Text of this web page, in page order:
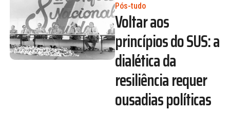
Pós-tudo
Voltar aos
princípios do SUS: a
dialética da
resiliência requer
ousadias políticas